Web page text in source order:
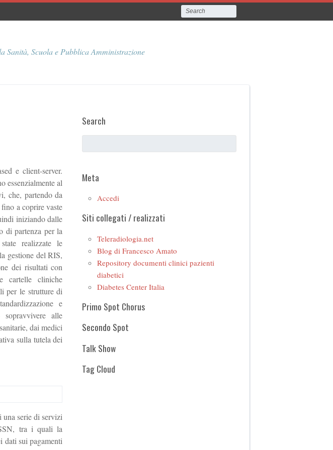
Sanità, Scuola e Pubblica Amministrazione
e client-server.
essenzialmente al
che, partendo da
a coprire vaste
iniziando dalle
di partenza per la
realizzate le
gestione del RIS,
dei risultati con
cartelle cliniche
per le strutture di
e
alle
dai medici
sulla tutela dei
serie di servizi
tra i quali la
dati sui pagamenti
Search
Meta
Accedi
Siti collegati / realizzati
Teleradiologia.net
Blog di Francesco Amato
Repository documenti clinici pazienti
diabetici
Diabetes Center Italia
Primo Spot Chorus
Secondo Spot
Talk Show
Tag Cloud